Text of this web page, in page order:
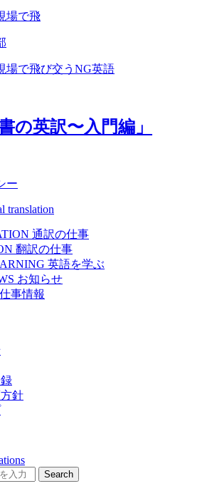
場で飛
場で飛び交うNG英語
の英訳〜入門編」
ー
translation
通訳の仕事
翻訳の仕事
英語を学ぶ
お知らせ
事情報
針